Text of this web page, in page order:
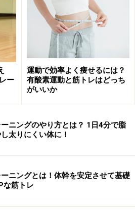
ー
運動で効率よく痩せるには？
有酸素運動と筋トレはどっち
がいいか
ニングのやり方とは？ 1日4分で脂
太りにくい体に！
ニングとは！体幹を安定させて基礎
な筋トレ